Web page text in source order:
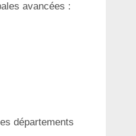
avancées :
départements